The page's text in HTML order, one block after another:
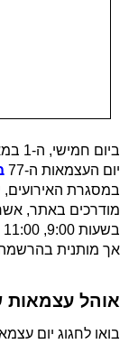
יום העצמאות ה-77
במסגרת האירועים,
מודרכים באתר,
אך מותנית
אוהל עצמאות
בואו לחגוג יום